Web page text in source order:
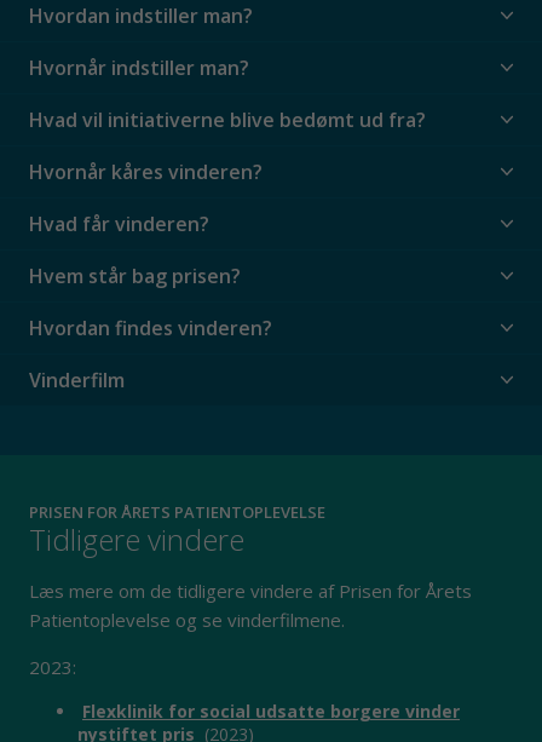
Hvordan indstiller man?
Hvornår indstiller man?
Hvad vil initiativerne blive bedømt ud fra?
skal være implementeret og i drift, og herved kunne
vise sit værd, dvs. det er ikke nok med ny opstartede
mangel.Initiativerne skal imødekomme erkendte og
Hvornår kåres vinderen?
Hvad får vinderen?
Hvem står bag prisen?
Hvordan findes vinderen?
Vinderfilm
PRISEN FOR ÅRETS PATIENTOPLEVELSE
Tidligere vindere
Læs mere om de tidligere vindere af Prisen for Årets
Patientoplevelse og se vinderfilmene.
2023:
Flexklinik for social udsatte borgere vinder
nystiftet pris (2023)